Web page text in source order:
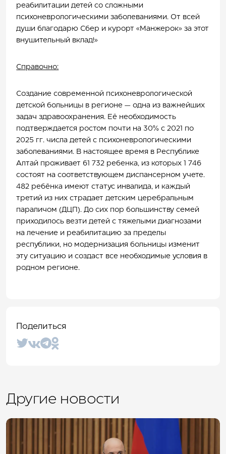
реабилитации детей со сложными
психоневрологическими заболеваниями. От всей
души благодарю Сбер и курорт «Манжерок» за этот
внушительный вклад!»
Справочно:
Создание современной психоневрологической
детской больницы в регионе — одна из важнейших
задач здравоохранения. Её необходимость
подтверждается ростом почти на 30% с 2021 по
2025 гг. числа детей с психоневрологическими
заболеваниями. В настоящее время в Республике
Алтай проживает 61 732 ребенка, из которых 1 746
состоят на соответствующем диспансерном учете.
482 ребёнка имеют статус инвалида, и каждый
третий из них страдает детским церебральным
параличом (ДЦП). До сих пор большинству семей
приходилось везти детей с тяжелыми диагнозами
на лечение и реабилитацию за пределы
республики, но модернизация больницы изменит
эту ситуацию и создаст все необходимые условия в
родном регионе.
Поделиться
Другие новости